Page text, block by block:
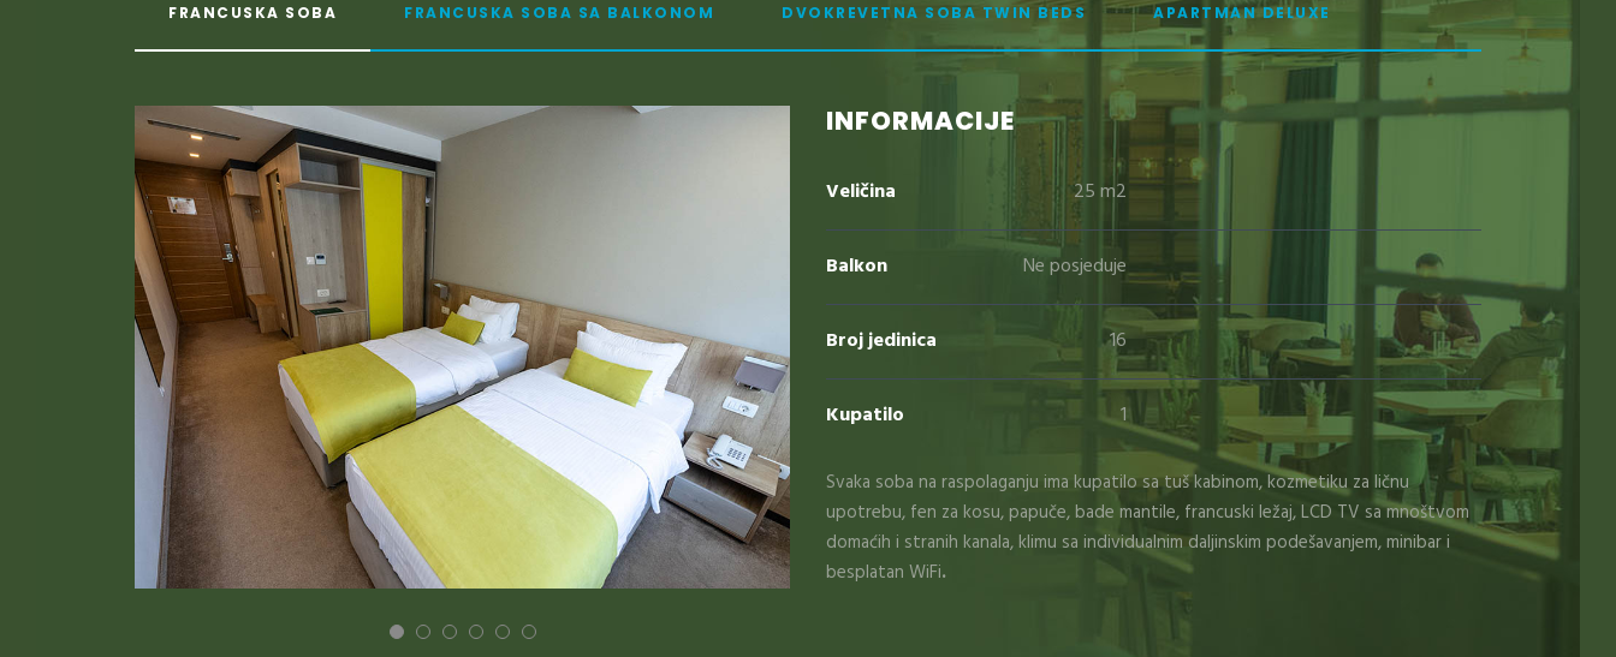
FRANCUSKA SOBA FRANCUSKA SOBA SA BALKONOM DVOKREVETNA SOBA TWIN BEDS APARTMAN DELUXE
INFORMACIJE
Veličina 25 m2
Balkon Ne posjeduje
Broj jedinica 16
Kupatilo 1
Svaka soba na raspolaganju ima kupatilo sa tuš kabinom, kozmetiku za ličnu
upotrebu, fen za kosu, papuče, bade mantile, francuski ležaj, LCD TV sa mnoštvom
domaćih i stranih kanala, klimu sa individualnim daljinskim podešavanjem, minibar i
besplatan WiFi.